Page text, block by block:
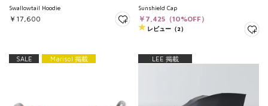
Swallowtail Hoodie
￥17,600
Sunshield Cap
￥7,425（10%OFF）
レビュー（2）
SALE Marisol 掲載 LEE 掲載